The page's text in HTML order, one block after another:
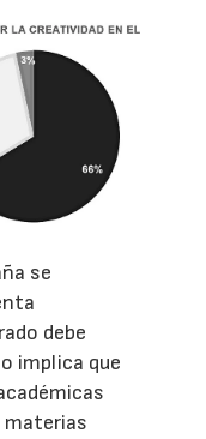
se
debe
implica que
materias